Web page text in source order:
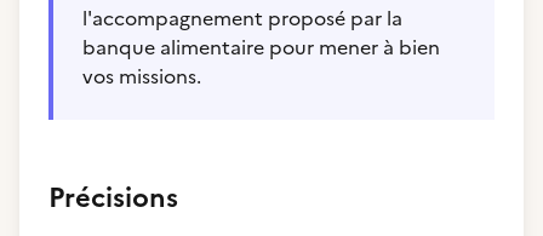
l'accompagnement proposé par la
banque alimentaire pour mener à bien
vos missions.
Précisions